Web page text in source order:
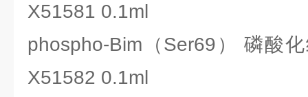
X51581 0.1ml
phospho-Bim（Ser69） 磷酸
X51582 0.1ml